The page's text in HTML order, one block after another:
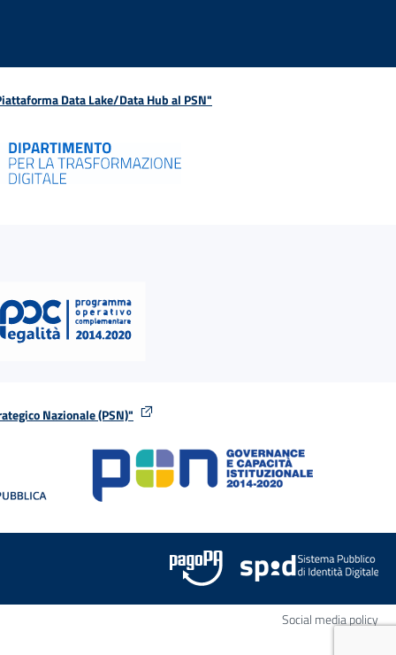
Data Lake/Data Hub al PSN"
Nazionale (PSN)"
stessa finestra
Social media policy